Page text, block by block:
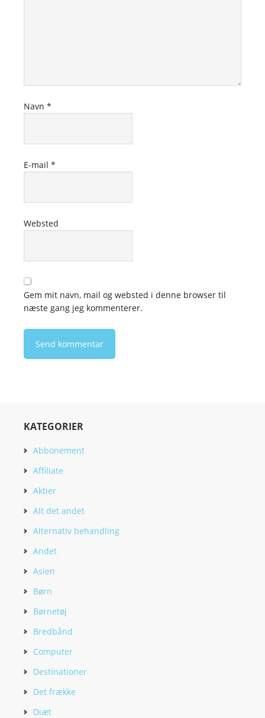
Navn *
E-mail *
Websted
Gem mit navn, mail og websted i denne browser til
næste gang jeg kommenterer.
KATEGORIER
Abbonement
Affiliate
Aktier
Alt det andet
Alternativ behandling
Andet
Asien
Børn
Børnetøj
Bredbånd
Computer
Destinationer
Det frække
Diæt